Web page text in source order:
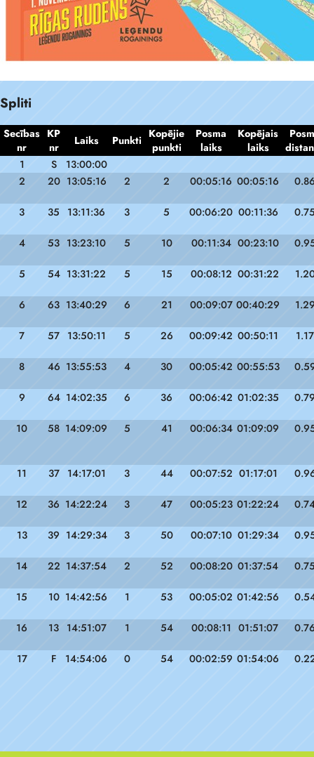
Spliti
Secības
nr
KP
nr
Laiks Punkti Kopējie
punkti
Posma
laiks
Kopējais
laiks
1
S
13:00:00
2
20 13:05:16 2 2 00:05:16 00:05:16
3 35 13:11:36 3 5 00:06:20 00:11:36
4 53 13:23:10 5 10 00:11:34 00:23:10
5 54 13:31:22 5 15 00:08:12 00:31:22
6 63 13:40:29 6 21 00:09:07 00:40:29
7 57 13:50:11 5 26 00:09:42 00:50:11 1.17
8 46 13:55:53 4 30 00:05:42 00:55:53
9 64 14:02:35 6 36 00:06:42 01:02:35
10 58 14:09:09 5 41 00:06:34 01:09:09
11 37 14:17:01 3 44 00:07:52 01:17:01
12 36 14:22:24 3 47 00:05:23 01:22:24
13 39 14:29:34 3 50 00:07:10 01:29:34
14 22 14:37:54 2 52 00:08:20 01:37:54
15 10 14:42:56 1 53 00:05:02 01:42:56
16 13 14:51:07 1 54 00:08:11 01:51:07
17 F 14:54:06 0 54 00:02:59 01:54:06